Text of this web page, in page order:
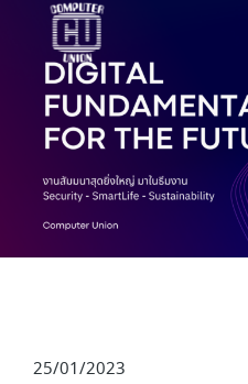
25/01/2023